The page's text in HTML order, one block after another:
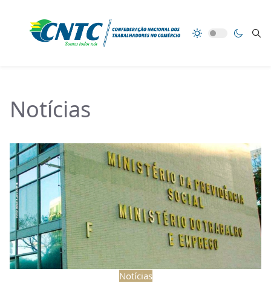
Notícias
Notícias